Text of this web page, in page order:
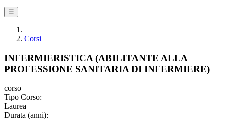
☰
Corsi
INFERMIERISTICA (ABILITANTE ALLA
PROFESSIONE SANITARIA DI INFERMIERE)
corso
Tipo Corso:
Laurea
Durata (anni):